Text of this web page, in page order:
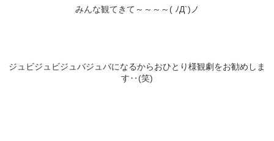
みんな観てきて～～～～( ﾉД`)ノ
ジュビジュビジュバジュバになるからおひとり様観劇をお勧めしま
す‥(笑)